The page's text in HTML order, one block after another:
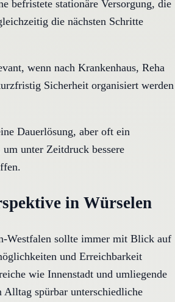
befristete stationäre Versorgung, die
die nächsten Schritte
wenn nach Krankenhaus, Reha
Sicherheit organisiert werden
Dauerlösung, aber oft ein
unter Zeitdruck bessere
in Würselen
Westfalen sollte immer mit Blick auf
und Erreichbarkeit
wie Innenstadt und umliegende
Alltag spürbar unterschiedliche